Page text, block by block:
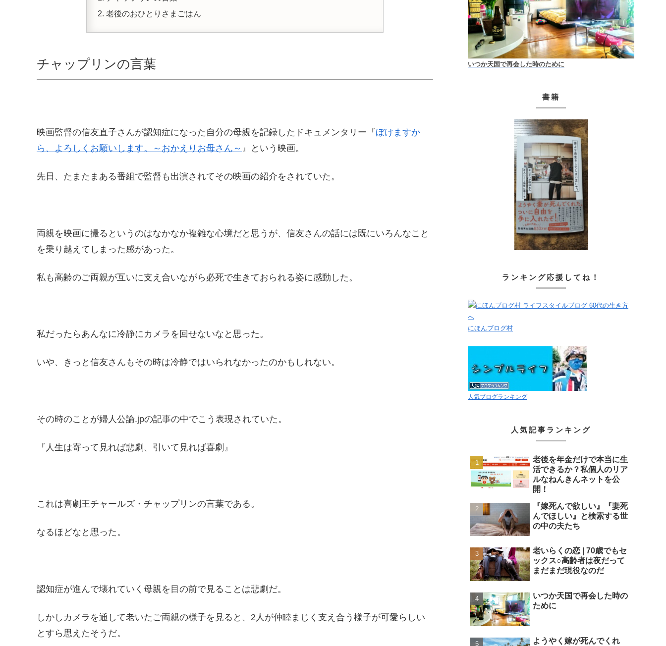
老後のおひとりさまごはん
チャップリンの言葉
映画監督の信友直子さんが認知症になった自分の母親を記録したドキュメンタリー『ぼけますか
ら、よろしくお願いします。～おかえりお母さん～ 』という映画。
先日、たまたまある番組で監督も出演されてその映画の紹介をされていた。
両親を映画に撮るというのはなかなか複雑な心境だと思うが、信友さんの話には既にいろんなこと
を乗り越えてしまった感があった。
私も高齢のご両親が互いに支え合いながら必死で生きておられる姿に感動した。
私だったらあんなに冷静にカメラを回せないなと思った。
いや、きっと信友さんもその時は冷静ではいられなかったのかもしれない。
その時のことが婦人公論.jpの記事の中でこう表現されていた。
『人生は寄って見れば悲劇、引いて見れば喜劇』
これは喜劇王チャールズ・チャップリンの言葉である。
なるほどなと思った。
認知症が進んで壊れていく母親を目の前で見ることは悲劇だ。
しかしカメラを通して老いたご両親の様子を見ると、2人が仲睦まじく支え合う様子が可愛らしい
とすら思えたそうだ。
いつか天国で再会した時のために
書籍
ランキング応援してね！
にほんブログ村
人気ブログランキング
人気記事ランキング
老後を年金だけで本当に生
活できるか？私個人のリア
ルなねんきんネットを公
開！
『嫁死んで欲しい』『妻死
んでほしい』と検索する世
の中の夫たち
老いらくの恋 | 70歳でもセ
ックス○高齢者は夜だって
まだまだ現役なのだ
いつか天国で再会した時の
ために
ようやく嫁が死んでくれ